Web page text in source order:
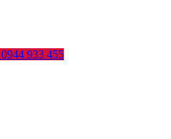
0944 933 455